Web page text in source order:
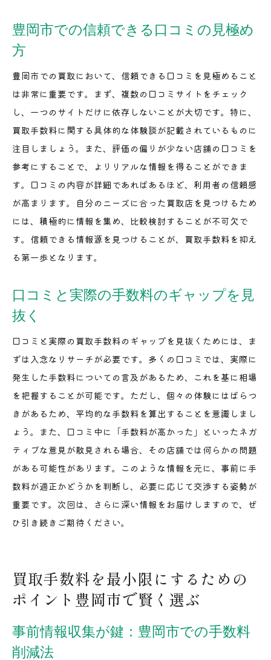
豊岡市での信頼できる口コミの見極め
方
豊岡市での買取において、信頼できる口コミを見極めること
は非常に重要です。まず、複数の口コミサイトをチェック
し、一つのサイトだけに依存しないことが大切です。特に、
買取手数料に関する具体的な体験談が記載されているものに
注目しましょう。また、評価の偏りが少ない店舗の口コミを
参考にすることで、よりリアルな情報を得ることができま
す。口コミの内容が詳細であればあるほど、利用者の信頼感
が高まります。自分のニーズに合った買取店を見つけるため
には、積極的に情報を集め、比較検討することが不可欠で
す。信頼できる情報源を見つけることが、買取手数料を抑え
る第一歩となります。
口コミと実際の手数料のギャップを見
抜く
口コミと実際の買取手数料のギャップを見抜くためには、ま
ずは入念なリサーチが必要です。多くの口コミでは、実際に
発生した手数料についての言及があるため、これを基に相場
を把握することが可能です。ただし、個々の体験にはばらつ
きがあるため、平均的な手数料を算出することを意識しまし
ょう。また、口コミ中に「手数料が高かった」といったネガ
ティブな意見が散見される場合、その店舗では何らかの問題
がある可能性があります。このような情報を元に、事前に手
数料が適正かどうかを判断し、必要に応じて交渉する姿勢が
重要です。次回は、さらに深い情報をお届けしますので、ぜ
ひ引き続きご期待ください。
買取手数料を最小限にするための
ポイント豊岡市で賢く選ぶ
事前情報収集が鍵：豊岡市での手数料
削減法